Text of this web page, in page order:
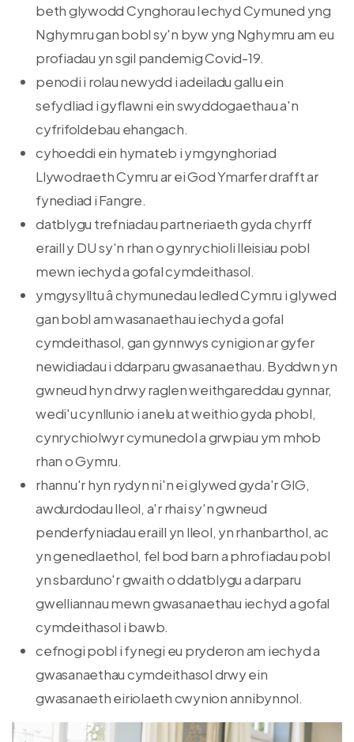
beth glywodd Cynghorau Iechyd Cymuned yng
Nghymru gan bobl sy'n byw yng Nghymru am eu
profiadau yn sgil pandemig Covid-19.
penodi i rolau newydd i adeiladu gallu ein
sefydliad i gyflawni ein swyddogaethau a'n
cyfrifoldebau ehangach.
cyhoeddi ein hymateb i ymgynghoriad
Llywodraeth Cymru ar ei God Ymarfer drafft ar
fynediad i Fangre.
datblygu trefniadau partneriaeth gyda chyrff
eraill y DU sy'n rhan o gynrychioli lleisiau pobl
mewn iechyd a gofal cymdeithasol.
ymgysylltu â chymunedau ledled Cymru i glywed
gan bobl am wasanaethau iechyd a gofal
cymdeithasol, gan gynnwys cynigion ar gyfer
newidiadau i ddarparu gwasanaethau. Byddwn yn
gwneud hyn drwy raglen weithgareddau gynnar,
wedi'u cynllunio i anelu at weithio gyda phobl,
cynrychiolwyr cymunedol a grwpiau ym mhob
rhan o Gymru.
rhannu'r hyn rydyn ni'n ei glywed gyda'r GIG,
awdurdodau lleol, a'r rhai sy'n gwneud
penderfyniadau eraill yn lleol, yn rhanbarthol, ac
yn genedlaethol, fel bod barn a phrofiadau pobl
yn sbarduno'r gwaith o ddatblygu a darparu
gwelliannau mewn gwasanaethau iechyd a gofal
cymdeithasol i bawb.
cefnogi pobl i fynegi eu pryderon am iechyd a
gwasanaethau cymdeithasol drwy ein
gwasanaeth eiriolaeth cwynion annibynnol.
Delwedd